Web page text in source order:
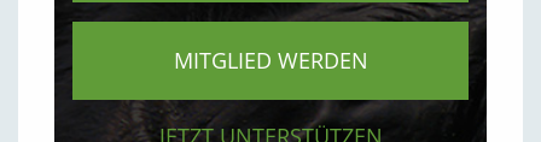
MITGLIED WERDEN
JETZT UNTERSTÜTZEN